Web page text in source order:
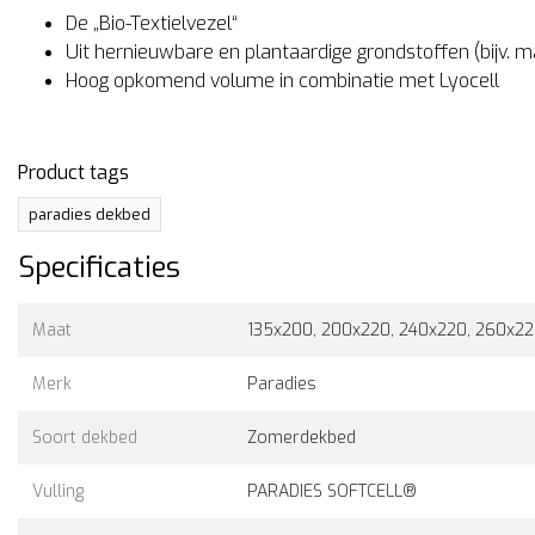
De „Bio-Textielvezel“
Uit hernieuwbare en plantaardige grondstoffen (bijv.
Hoog opkomend volume in combinatie met Lyocell
Product tags
paradies dekbed
Specificaties
Maat 135x200, 200x220, 240x220,
Merk Paradies
Soort dekbed Zomerdekbed
Vulling PARADIES SOFTCELL®